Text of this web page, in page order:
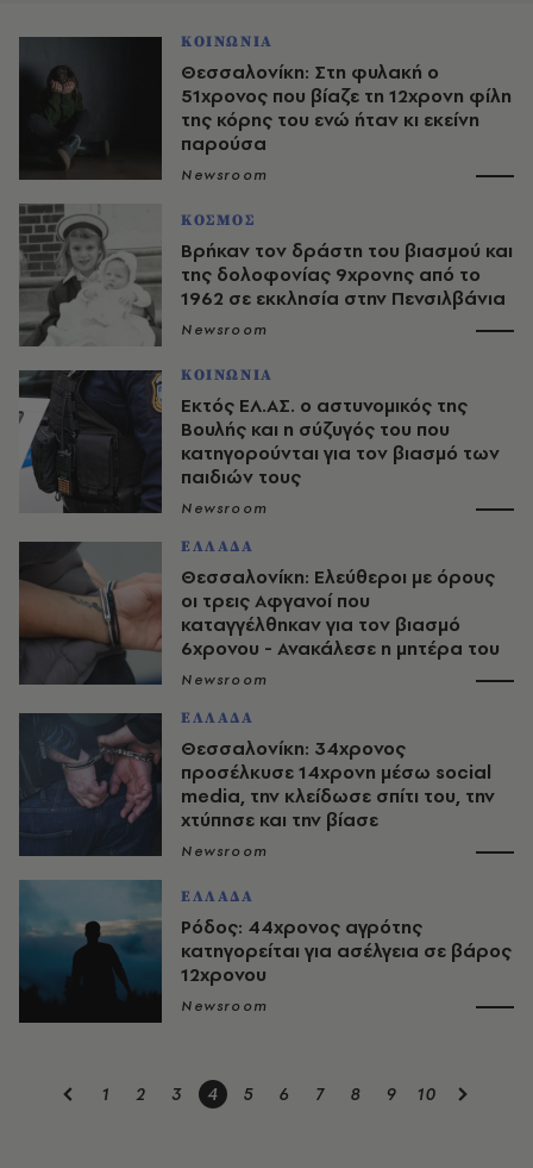
ΚΟΙΝΩΝΙΑ
Θεσσαλονίκη: Στη φυλακή ο
51χρονος που βίαζε τη 12χρονη φίλη
της κόρης του ενώ ήταν κι εκείνη
παρούσα
Newsroom
ΚΟΣΜΟΣ
Βρήκαν τον δράστη του βιασμού και
της δολοφονίας 9χρονης από το
1962 σε εκκλησία στην Πενσιλβάνια
Newsroom
ΚΟΙΝΩΝΙΑ
Εκτός ΕΛ.ΑΣ. ο αστυνομικός της
Βουλής και η σύζυγός του που
κατηγορούνται για τον βιασμό των
παιδιών τους
Newsroom
ΕΛΛΑΔΑ
Θεσσαλονίκη: Ελεύθεροι με όρους
οι τρεις Αφγανοί που
καταγγέλθηκαν για τον βιασμό
6χρονου - Ανακάλεσε η μητέρα του
Newsroom
ΕΛΛΑΔΑ
Θεσσαλονίκη: 34χρονος
προσέλκυσε 14χρονη μέσω social
media, την κλείδωσε σπίτι του, την
χτύπησε και την βίασε
Newsroom
ΕΛΛΑΔΑ
Ρόδος: 44χρονος αγρότης
κατηγορείται για ασέλγεια σε βάρος
12χρονου
Newsroom
1 2 3 4 5 6 7 8 9 10